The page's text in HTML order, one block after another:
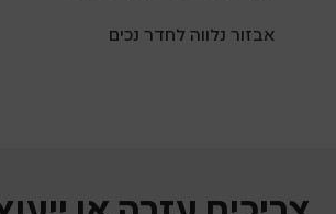
אבזור נלווה לחדר נכים